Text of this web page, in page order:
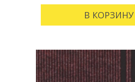
В КОРЗИНУ